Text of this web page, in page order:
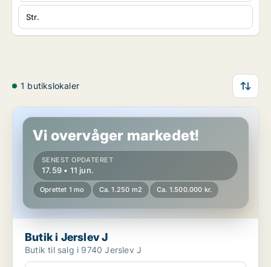
Str.
1 butikslokaler
Butik i Jerslev J
Vi overvåger markedet!
SENEST OPDATERET
17.59 • 11 jun.
Oprettet 1 mo Ca. 1.250 m2 Ca. 1.500.000 kr.
Butik i Jerslev J
Butik til salg i 9740 Jerslev J